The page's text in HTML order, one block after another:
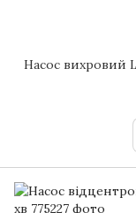
Насос вихровий